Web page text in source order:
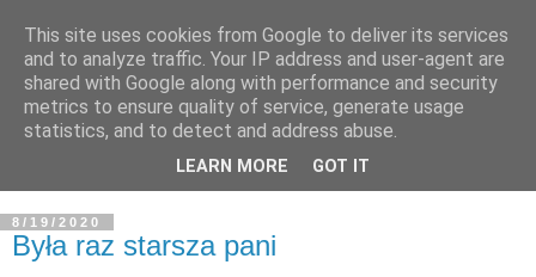
8/19/2020
Była raz starsza pani
This site uses cookies from Google to deliver its services
and to analyze traffic. Your IP address and user-agent are
shared with Google along with performance and security
metrics to ensure quality of service, generate usage
statistics, and to detect and address abuse.
LEARN MORE GOT IT